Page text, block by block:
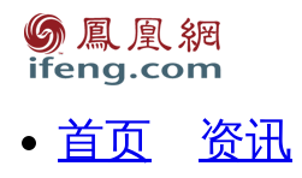
首页 资讯